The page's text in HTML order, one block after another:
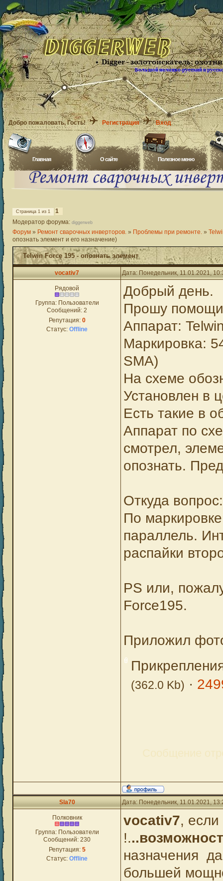
Добро пожаловать, Гость! Регистрация Вход
Главная O сайте Полезное меню
Страница 1 из 1
1
Модератор форума: diggerweb
Форум » Ремонт сварочных инверторов. » Проблемы при ремонте. »
опознать элемент и его назначение)
Telwin Force 195 - опознать элемент
vocativ7 Дата: Понедельник, 11.01.2021,
Рядовой
Группа: Пользователи
Сообщений: 2
Репутация: 0
Статус: Offline
Добрый день.
Прошу помощи
Аппарат:
Маркировка:
SMA)
На схеме
Установлен в
Есть такие в
Аппарат по
смотрел,
опознать.
Откуда
По
параллель.
распайки
PS или,
Force195.
Приложил
(362.0 Kb) ·
Sla70 Дата: Понедельник, 11.01.2021,
Полковник
Группа: Пользователи
Сообщений: 230
Репутация: 5
Статус: Offline
vocativ7,
!...
назначения
большей